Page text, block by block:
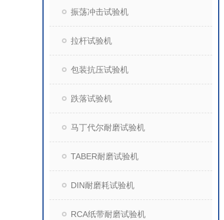
振荡冲击试验机
拉杆试验机
包装抗压试验机
跌落试验机
马丁代尔耐磨试验机
TABER耐磨试验机
DIN耐磨耗试验机
RCA纸带耐磨试验机